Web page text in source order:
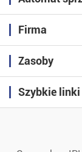
Firma
Zasoby
Szybkie linki